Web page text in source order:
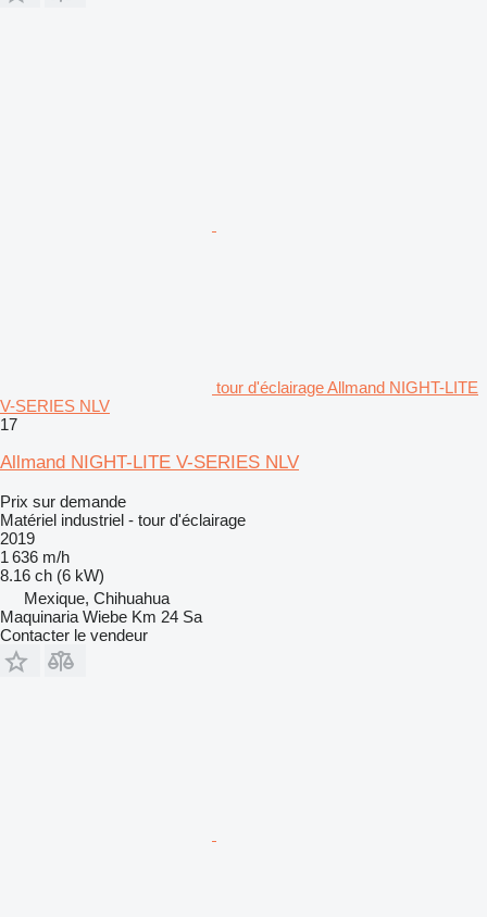
tour d'éclairage Allmand NIGHT-LITE
V-SERIES NLV
17
Allmand NIGHT-LITE V-SERIES NLV
Prix sur demande
Matériel industriel - tour d'éclairage
2019
1 636 m/h
8.16 ch (6 kW)
Mexique, Chihuahua
Maquinaria Wiebe Km 24 Sa
Contacter le vendeur